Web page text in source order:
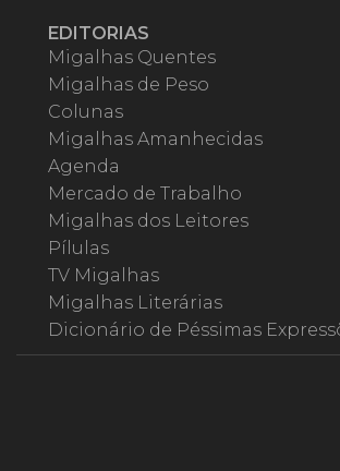
EDITORIAS
Migalhas Quentes
Migalhas de Peso
Colunas
Migalhas Amanhecidas
Agenda
Mercado de Trabalho
Migalhas dos Leitores
Pílulas
TV Migalhas
Migalhas Literárias
Dicionário de Péssimas